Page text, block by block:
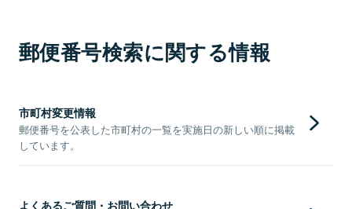
郵便番号検索に関する情報
市町村変更情報
郵便番号を公表した市町村の一覧を実施日の新しい順に掲載
しています。
よくあるご質問・お問い合わせ